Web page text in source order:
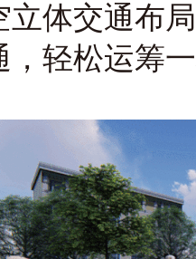
立体交通布
，轻松运筹